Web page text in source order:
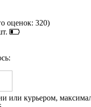
оценок: 320)
или курьером,